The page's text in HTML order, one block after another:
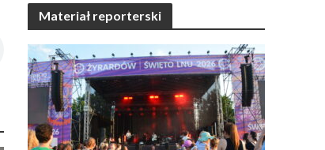
Materiał reporterski